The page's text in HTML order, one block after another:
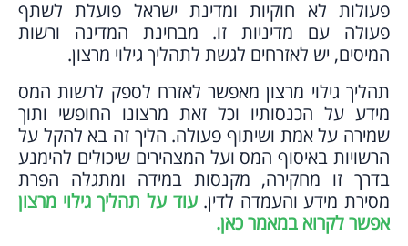
פעולות לא חוקיות ומדינת ישראל פועלת לשתף
פעולה עם מדיניות זו. מבחינת המדינה ורשות
המיסים, יש לאזרחים לגשת לתהליך גילוי מרצון.
תהליך גילוי מרצון מאפשר לאזרח לספק לרשות המס
מידע על הכנסותיו וכל זאת מרצונו החופשי ותוך
שמירה על אמת ושיתוף פעולה. הליך זה בא להקל על
הרשויות באיסוף המס ועל המצהירים שיכולים להימנע
בדרך זו מחקירה, מקנסות במידה ומתגלה הפרת
מסירת מידע והעמדה לדין.עוד על תהליך גילוי מרצון
אפשר לקרוא במאמר כאן.